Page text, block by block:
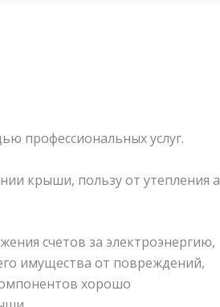
профессиональных услуг.
крыши, пользу от утепления а
счетов за электроэнергию,
имущества от повреждений,
хорошо